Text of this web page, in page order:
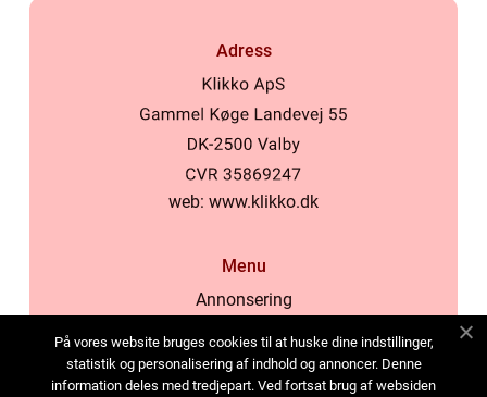
Adress
web: www.klikko.dk
Menu
Annonsering
Cookies
Kontakta oss
På vores website bruges cookies til at huske dine indstillinger,
statistik og personalisering af indhold og annoncer. Denne
information deles med tredjepart. Ved fortsat brug af websiden